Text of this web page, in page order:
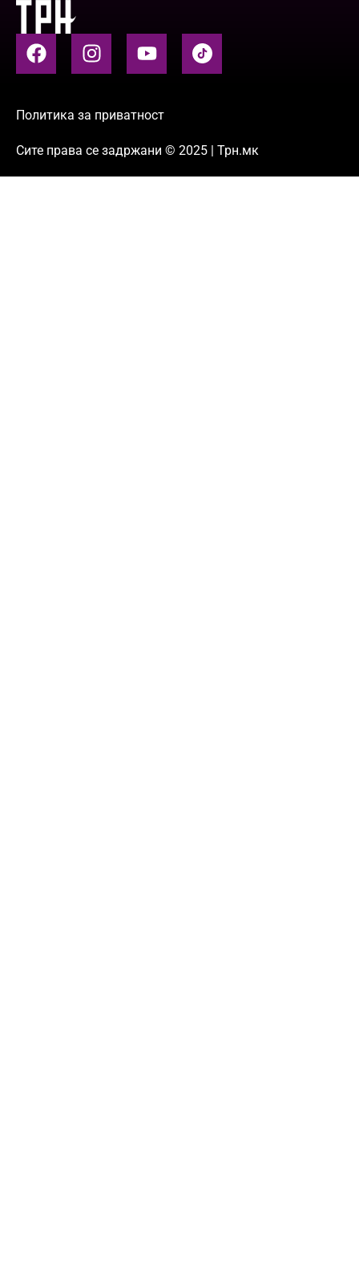
Политика за приватност
Сите права се задржани © 2025 | Трн.мк